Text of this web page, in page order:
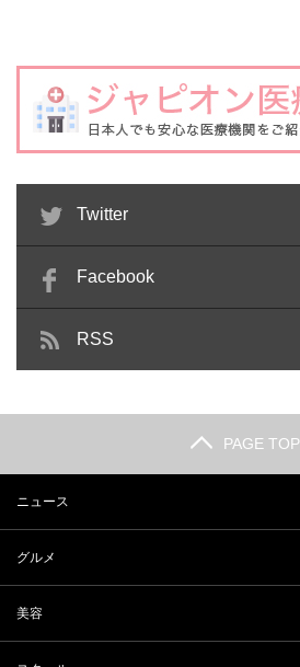
Twitter
Facebook
RSS
PAGE TOP
ニュース
グルメ
美容